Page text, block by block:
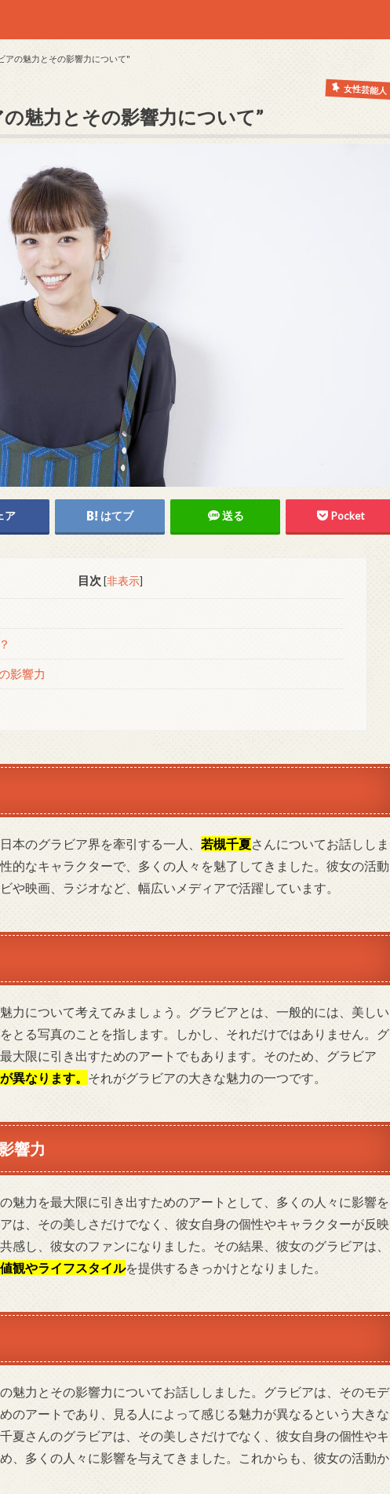
アの魅力とその影響力について"
女性芸能人
魅力とその影響力について”
ア はてブ 送る Pocket
目次 [非表示]
影響力
本のグラビア界を牽引する一人、 若槻千夏さんについてお話ししま
的なキャラクターで、多くの人々を魅了してきました。彼女の活動
や映画、ラジオなど、幅広いメディアで活躍しています。
力について考えてみましょう。グラビアとは、一般的には、美しい
とる写真のことを指します。しかし、それだけではありません。グ
大限に引き出すためのアートでもあります。そのため、グラビア
異なります。 それがグラビアの大きな魅力の一つです。
響力
魅力を最大限に引き出すためのアートとして、多くの人々に影響を
は、その美しさだけでなく、彼女自身の個性やキャラクターが反映
感し、彼女のファンになりました。その結果、彼女のグラビアは、
観やライフスタイルを提供するきっかけとなりました。
魅力とその影響力についてお話ししました。グラビアは、そのモデ
のアートであり、見る人によって感じる魅力が異なるという大きな
夏さんのグラビアは、その美しさだけでなく、彼女自身の個性やキ
、多くの人々に影響を与えてきました。これからも、彼女の活動か